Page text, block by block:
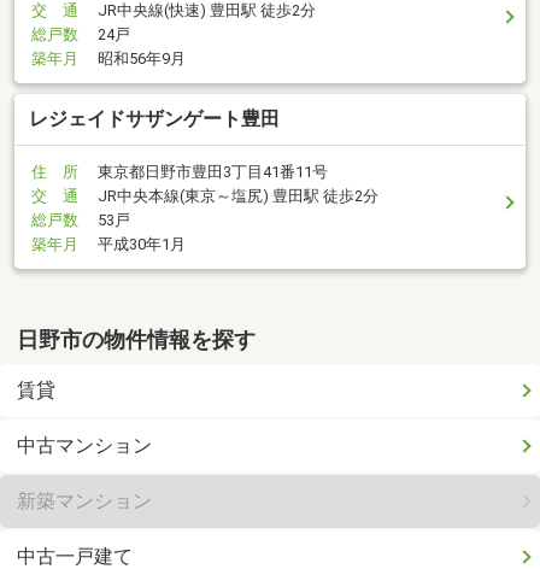
交 通
JR中央線(快速) 豊田駅 徒歩2分
総戸数
24戸
築年月
昭和56年9月
レジェイドサザンゲート豊田
住 所
東京都日野市豊田3丁目41番11号
交 通
JR中央本線(東京～塩尻) 豊田駅 徒歩2分
総戸数
53戸
築年月
平成30年1月
日野市の物件情報を探す
賃貸
中古マンション
新築マンション
中古一戸建て